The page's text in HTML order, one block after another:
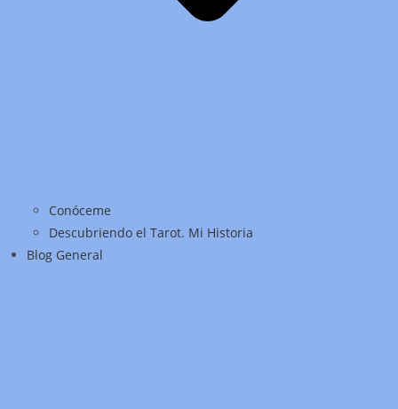
Conóceme
Descubriendo el Tarot. Mi Historia
Blog General